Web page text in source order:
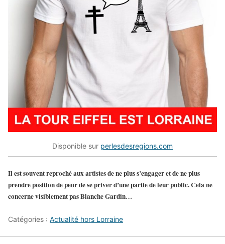
Disponible sur perlesdesregions.com
Il est souvent reproché aux artistes de ne plus s’engager et de ne plus
prendre position de peur de se priver d’une partie de leur public. Cela ne
concerne visiblement pas Blanche Gardin…
Catégories : Actualité hors Lorraine